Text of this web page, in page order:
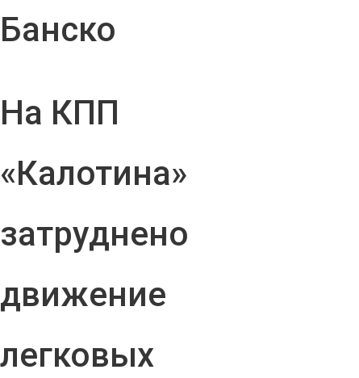
Банско
На КПП
«Калотина»
затруднено
движение
легковых